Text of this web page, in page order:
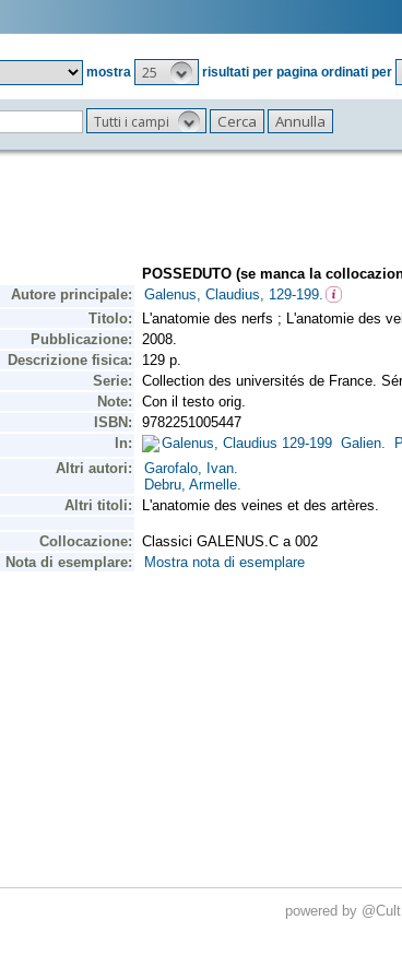
mostra
25 risultati per pagina ordinati per
Tutti i campi
powered by @Cult